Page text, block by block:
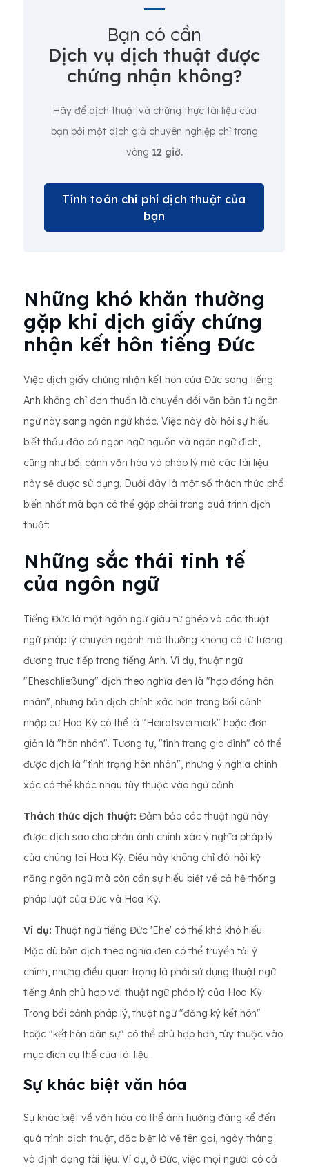
Bạn có cần
Dịch vụ dịch thuật được
chứng nhận không?
Hãy để dịch thuật và chứng thực tài liệu của
bạn bởi một dịch giả chuyên nghiệp chỉ trong
vòng 12 giờ.
Tính toán chi phí dịch thuật của
bạn
Những khó khăn thường
gặp khi dịch giấy chứng
nhận kết hôn tiếng Đức
Việc dịch giấy chứng nhận kết hôn của Đức sang tiếng
Anh không chỉ đơn thuần là chuyển đổi văn bản từ ngôn
ngữ này sang ngôn ngữ khác. Việc này đòi hỏi sự hiểu
biết thấu đáo cả ngôn ngữ nguồn và ngôn ngữ đích,
cũng như bối cảnh văn hóa và pháp lý mà các tài liệu
này sẽ được sử dụng. Dưới đây là một số thách thức phổ
biến nhất mà bạn có thể gặp phải trong quá trình dịch
thuật:
Những sắc thái tinh tế
của ngôn ngữ
Tiếng Đức là một ngôn ngữ giàu từ ghép và các thuật
ngữ pháp lý chuyên ngành mà thường không có từ tương
đương trực tiếp trong tiếng Anh. Ví dụ, thuật ngữ
"Eheschließung" dịch theo nghĩa đen là "hợp đồng hôn
nhân", nhưng bản dịch chính xác hơn trong bối cảnh
nhập cư Hoa Kỳ có thể là "Heiratsvermerk" hoặc đơn
giản là "hôn nhân". Tương tự, "tình trạng gia đình" có thể
được dịch là "tình trạng hôn nhân", nhưng ý nghĩa chính
xác có thể khác nhau tùy thuộc vào ngữ cảnh.
Thách thức dịch thuật: Đảm bảo các thuật ngữ này
được dịch sao cho phản ánh chính xác ý nghĩa pháp lý
của chúng tại Hoa Kỳ. Điều này không chỉ đòi hỏi kỹ
năng ngôn ngữ mà còn cần sự hiểu biết về cả hệ thống
pháp luật của Đức và Hoa Kỳ.
Ví dụ: Thuật ngữ tiếng Đức 'Ehe' có thể khá khó hiểu.
Mặc dù bản dịch theo nghĩa đen có thể truyền tải ý
chính, nhưng điều quan trọng là phải sử dụng thuật ngữ
tiếng Anh phù hợp với thuật ngữ pháp lý của Hoa Kỳ.
Trong bối cảnh pháp lý, thuật ngữ "đăng ký kết hôn"
hoặc "kết hôn dân sự" có thể phù hợp hơn, tùy thuộc vào
mục đích cụ thể của tài liệu.
Sự khác biệt văn hóa
Sự khác biệt về văn hóa có thể ảnh hưởng đáng kể đến
quá trình dịch thuật, đặc biệt là về tên gọi, ngày tháng
và định dạng tài liệu. Ví dụ, ở Đức, việc mọi người có cả